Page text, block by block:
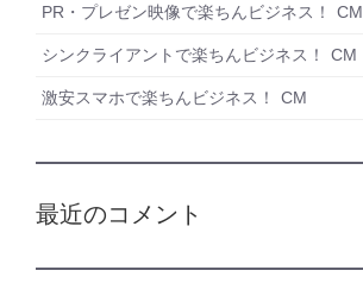
PR・プレゼン映像で楽ちんビジネス！ CM
シンクライアントで楽ちんビジネス！ CM
激安スマホで楽ちんビジネス！ CM
最近のコメント